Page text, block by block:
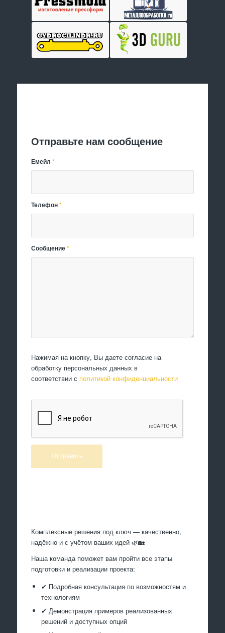
Отправьте нам сообщение
Емейл*
Телефон*
Сообщение*
Нажимая на кнопку, Вы даете согласие на
обработку персональных данных в
соответствии с политикой конфиденциальности
Комплексные решения под ключ — качественно,
надёжно и с учётом ваших идей 🌿🏡
Наша команда поможет вам пройти все этапы
подготовки и реализации проекта:
✔ Подробная консультация по возможностям и
технологиям
✔ Демонстрация примеров реализованных
решений и доступных опций